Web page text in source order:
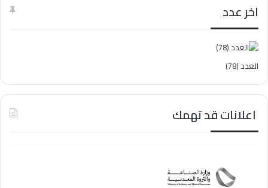
ن
اخر عدد
العدد (78)
اعلانات قد تهمك